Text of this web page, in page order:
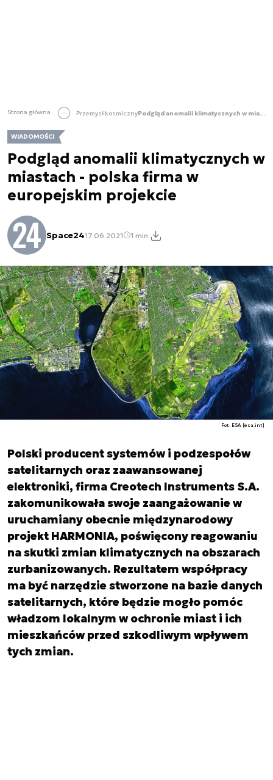
Strona główna Przemysł kosmiczny Podgląd anomalii klimatycznych w miastach - polska firma w europejskim projekcie
WIADOMOŚCI
Podgląd anomalii klimatycznych w
miastach - polska firma w
europejskim projekcie
Space2417.06.2021 1 min.
Fot. ESA [esa.int]
Polski producent systemów i podzespołów
satelitarnych oraz zaawansowanej
elektroniki, firma Creotech Instruments S.A.
zakomunikowała swoje zaangażowanie w
uruchamiany obecnie międzynarodowy
projekt HARMONIA, poświęcony reagowaniu
na skutki zmian klimatycznych na obszarach
zurbanizowanych. Rezultatem współpracy
ma być narzędzie stworzone na bazie danych
satelitarnych, które będzie mogło pomóc
władzom lokalnym w ochronie miast i ich
mieszkańców przed szkodliwym wpływem
tych zmian.